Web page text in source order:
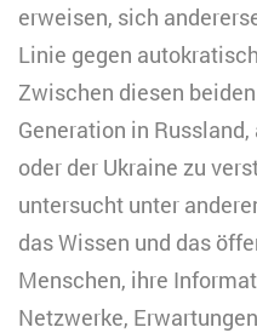
erweisen, sich
Linie gegen
Zwischen diesen
Generation in
oder der Ukraine zu
untersucht unter
das Wissen und das
Menschen, ihre
Netzwerke,